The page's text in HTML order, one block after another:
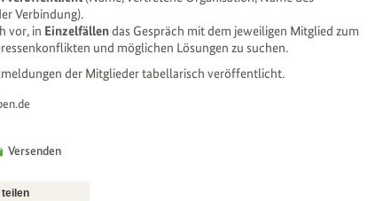
Verbindung).
vor, in Einzelfällendas Gespräch mit dem jeweiligen Mitglied zum
und möglichen Lösungen zu suchen.
der Mitglieder tabellarisch veröffentlicht.
Versenden
teilen